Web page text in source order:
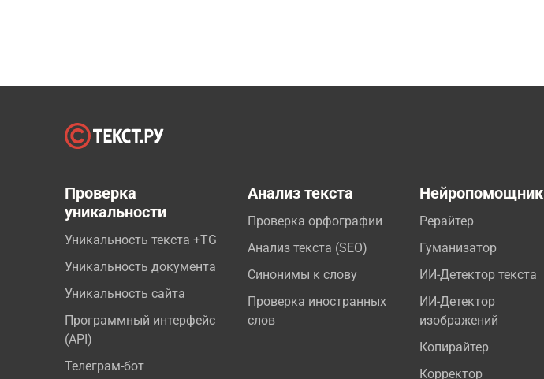
Проверка
уникальности
Уникальность текста +TG
Уникальность документа
Уникальность сайта
Программный интерфейс
(API)
Телеграм-бот
Анализ текста
Проверка орфографии
Анализ текста (SEO)
Синонимы к слову
Проверка иностранных
слов
Нейропомощник
Рерайтер
Гуманизатор
ИИ-Детектор текста
ИИ-Детектор
изображений
Копирайтер
Корректор